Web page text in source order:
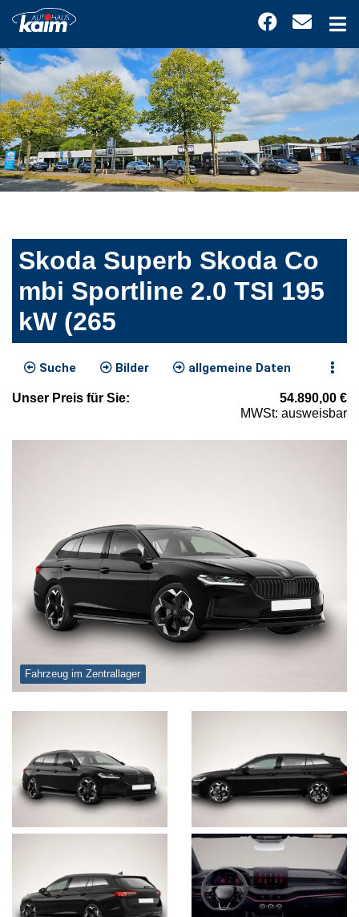
Skoda Superb Skoda Co
mbi Sportline 2.0 TSI 195
kW (265
Suche Bilder allgemeine Daten
Unser Preis für Sie: 54.890,00 €
MWSt: ausweisbar
Fahrzeug im Zentrallager